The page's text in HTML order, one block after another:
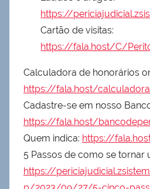
https://
Cartão de visitas:
https://fala.host/C/
Calculadora de honorários
https://fala.host/
Cadastre-se em nosso
https://fala.host/
Quem indica: https://
5 Passos de como se tornar
https://